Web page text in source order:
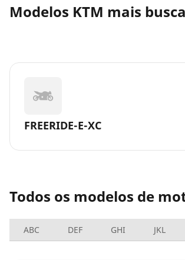
Modelos KTM mais
FREERIDE-E-XC
Todos os modelos de
ABC DEF GHI JKL